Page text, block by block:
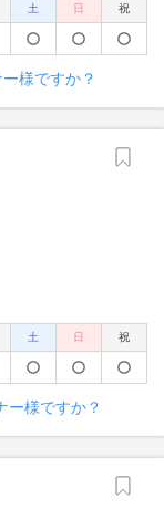
土 日 祝
様ですか？
土 日 祝
ー様ですか？